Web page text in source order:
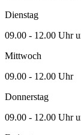
Dienstag
09.00 - 12.00 Uhr
Mittwoch
09.00 - 12.00 Uhr
Donnerstag
09.00 - 12.00 Uhr